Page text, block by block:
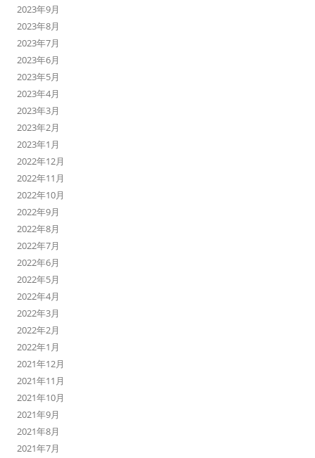
2023年9月
2023年8月
2023年7月
2023年6月
2023年5月
2023年4月
2023年3月
2023年2月
2023年1月
2022年12月
2022年11月
2022年10月
2022年9月
2022年8月
2022年7月
2022年6月
2022年5月
2022年4月
2022年3月
2022年2月
2022年1月
2021年12月
2021年11月
2021年10月
2021年9月
2021年8月
2021年7月